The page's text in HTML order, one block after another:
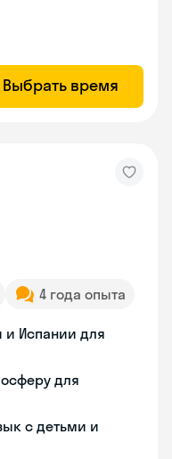
Выбрать время
4 года опыта
и Испании для
для
с детьми и